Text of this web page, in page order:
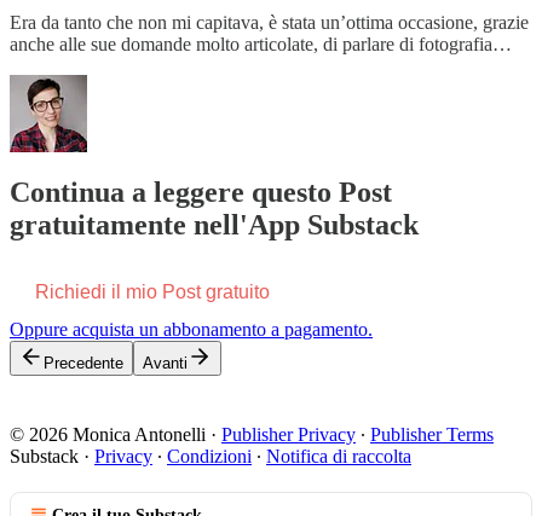
Era da tanto che non mi capitava, è stata un’ottima occasione, grazie
anche alle sue domande molto articolate, di parlare di fotografia…
Continua a leggere questo Post
gratuitamente nell'App Substack
Richiedi il mio Post gratuito
Oppure acquista un abbonamento a pagamento.
Precedente Avanti
© 2026 Monica Antonelli · Publisher Privacy ∙ Publisher Terms
Substack · Privacy ∙ Condizioni ∙ Notifica di raccolta